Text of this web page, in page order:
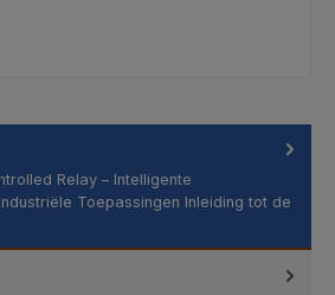
Relay – Intelligente
Toepassingen Inleiding tot de